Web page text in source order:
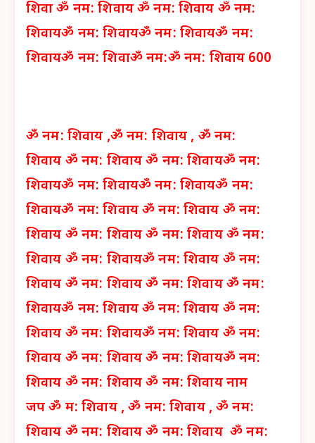
शिवा ॐ नम: शिवायॐ नम: शिवाय ॐ नम:
शिवायॐ नम: शिवायॐ नम: शिवायॐ नम:
शिवायॐ नम: शिवाॐ नम:ॐ नम: शिवाय 600
ॐ नम: शिवाय ,ॐ नम: शिवाय , ॐ नम:
शिवाय ॐ नम: शिवाय ॐ नम: शिवायॐ नम:
शिवायॐ नम: शिवायॐ नम: शिवायॐ नम:
शिवायॐ नम: शिवायॐ नम: शिवाय ॐ नम:
शिवाय ॐ नम: शिवाय ॐ नम: शिवायॐ नम:
शिवाय ॐ नम: शिवायॐ नम: शिवाय ॐ नम:
शिवाय ॐ नम: शिवाय ॐ नम: शिवायॐ नम:
शिवायॐ नम: शिवायॐ नम: शिवाय ॐ नम:
शिवाय ॐ नम: शिवायॐ नम: शिवाय ॐ नम:
शिवाय ॐ नम: शिवाय ॐ नम: शिवायॐ नम:
शिवाय ॐ नम: शिवाय ॐ नम: शिवाय नाम
जप ॐ म: शिवाय , ॐ नम: शिवाय , ॐ नम:
शिवाय ॐ नम: शिवाय ॐ नम: शिवायॐ नम: